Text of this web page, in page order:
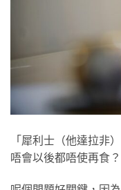
「犀利士（他達拉非
唔會以後都唔使再食？